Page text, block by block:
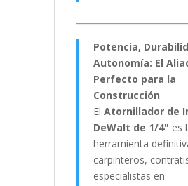
Potencia,
Autonomía: El
Perfecto para la
Construcción
El Atornillador de
DeWalt de 1/4" es
herramienta
carpinteros,
especialistas en